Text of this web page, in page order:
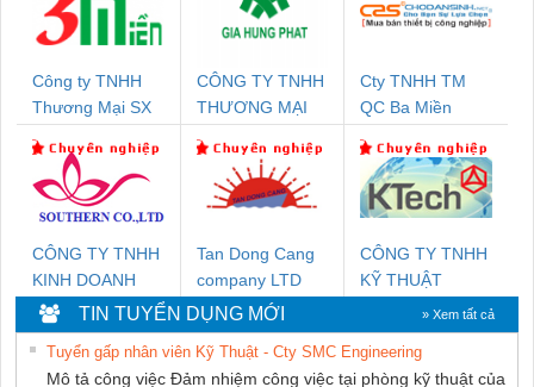
Công ty TNHH
Thương Mại SX
CÔNG TY TNHH
THƯƠNG MẠI
THUẬT ĐIỆN CƠ
GIA HƯNG
PHÁT
Cty TNHH TM
QC Ba Miền
CÔNG TY TNHH
KINH DOANH
DỊCH VỤ XNK
PHƯƠNG NAM
Tan Dong Cang
company LTD
CÔNG TY TNHH
KỸ THUẬT
KTECH VIỆT
NAM
TIN TUYỂN DỤNG MỚI » Xem tất cả
Tuyển gấp nhân viên Kỹ Thuật - Cty SMC Engineering
Mô tả công việc Đảm nhiệm công việc tại phòng kỹ thuật của